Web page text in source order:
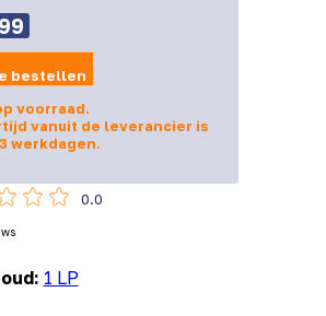
1 LP
bestellen
voorraad.
vanuit de leverancier is
werkdagen.
0.0